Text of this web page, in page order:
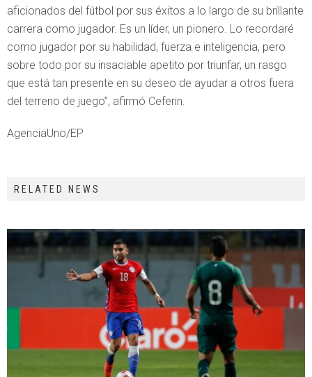
aficionados del fútbol por sus éxitos a lo largo de su brillante
carrera como jugador. Es un líder, un pionero. Lo recordaré
como jugador por su habilidad, fuerza e inteligencia, pero
sobre todo por su insaciable apetito por triunfar, un rasgo
que está tan presente en su deseo de ayudar a otros fuera
del terreno de juego”, afirmó Ceferin.
AgenciaUno/EP
RELATED NEWS